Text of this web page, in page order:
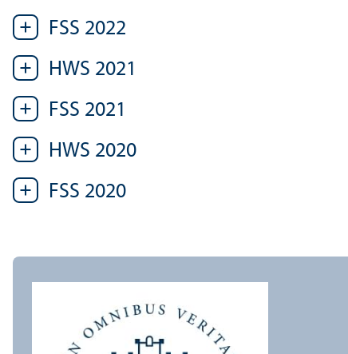
FSS 2022
HWS 2021
FSS 2021
HWS 2020
FSS 2020